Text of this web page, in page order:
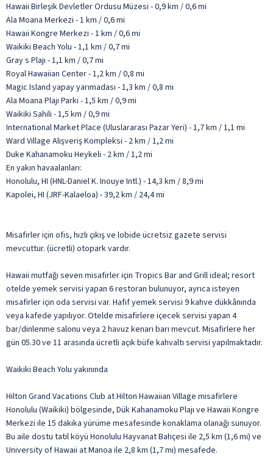
Hawaii Birleşik Devletler Ordusu Müzesi - 0,9 km / 0,6 mi
Ala Moana Merkezi - 1 km / 0,6 mi
Hawaii Kongre Merkezi - 1 km / 0,6 mi
Waikiki Beach Yolu - 1,1 km / 0,7 mi
Gray s Plajı - 1,1 km / 0,7 mi
Royal Hawaiian Center - 1,2 km / 0,8 mi
Magic Island yapay yarımadası - 1,3 km / 0,8 mi
Ala Moana Plajı Parkı - 1,5 km / 0,9 mi
Waikiki Sahili - 1,5 km / 0,9 mi
International Market Place (Uluslararası Pazar Yeri) - 1,7 km / 1,1 mi
Ward Village Alışveriş Kompleksi - 2 km / 1,2 mi
Duke Kahanamoku Heykeli - 2 km / 1,2 mi
En yakın havaalanları:
Honolulu, HI (HNL-Daniel K. Inouye Intl.) - 14,3 km / 8,9 mi
Kapolei, HI (JRF-Kalaeloa) - 39,2 km / 24,4 mi
Misafirler için ofis, hızlı çıkış ve lobide ücretsiz gazete servisi
mevcuttur. (ücretli) otopark vardır.
Hawaii mutfağı seven misafirler için Tropics Bar and Grill ideal; resort
otelde yemek servisi yapan 6 restoran bulunuyor, ayrıca isteyen
misafirler için oda servisi var. Hafif yemek servisi 9 kahve dükkânında
veya kafede yapılıyor. Otelde misafirlere içecek servisi yapan 4
bar/dinlenme salonu veya 2 havuz kenarı barı mevcut. Misafirlere her
gün 05.30 ve 11 arasında ücretli açık büfe kahvaltı servisi yapılmaktadır.
Waikiki Beach Yolu yakınında
Hilton Grand Vacations Club at Hilton Hawaiian Village misafirlere
Honolulu (Waikiki) bölgesinde, Dük Kahanamoku Plajı ve Hawaii Kongre
Merkezi ile 15 dakika yürüme mesafesinde konaklama olanağı sunuyor.
Bu aile dostu tatil köyü Honolulu Hayvanat Bahçesi ile 2,5 km (1,6 mi) ve
University of Hawaii at Manoa ile 2,8 km (1,7 mi) mesafede.